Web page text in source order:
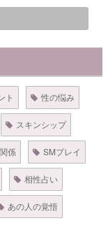
ト 性の悩み
スキンシップ
係 SMプレイ
相性占い
あの人の覚悟